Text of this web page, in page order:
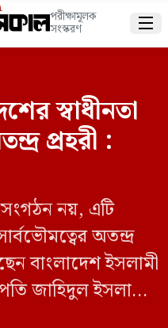
পরীক্ষামূলক
সংস্করণ 
স্বাধীনতা
প্রহরী :
সংগঠন নয়, এটি
অতন্দ্র
বাংলাদেশ ইসলামী
জাহিদুল ইসলাম।